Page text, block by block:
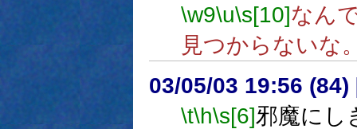
\w9\u\s[10]なん
見つからないな
03/05/03 19:56 (84)
\t\h\s[6]邪魔にし